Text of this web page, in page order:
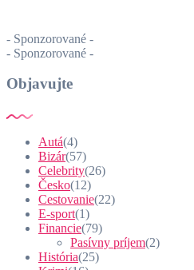
- Sponzorované -
- Sponzorované -
Objavujte
Autá(4)
Bizár(57)
Celebrity(26)
Česko(12)
Cestovanie(22)
E-sport(1)
Financie(79)
Pasívny príjem(2)
História(25)